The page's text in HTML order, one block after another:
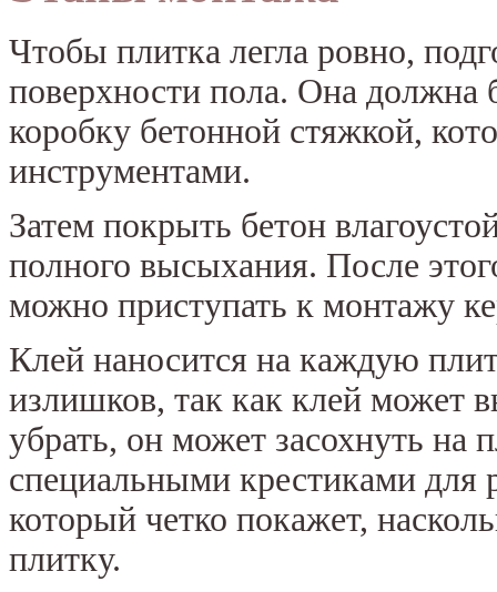
Чтобы плитка легла ровно,
поверхности пола. Она
коробку бетонной стяжкой,
инструментами.
Затем покрыть бетон
полного высыхания. После
можно приступать к монтажу
Клей наносится на каждую
излишков, так как клей может
убрать, он может засохнуть на
специальными крестиками для
который четко покажет,
плитку.